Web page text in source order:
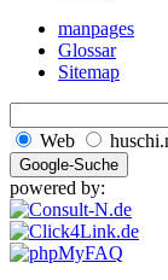
manpages
Glossar
Sitemap
Web
powered by: